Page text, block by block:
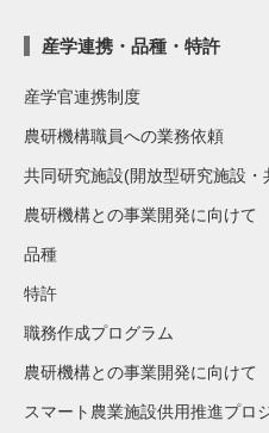
産学連携・品種・特許
産学官連携制度
農研機構職員への業務依頼
共同研究施設(開放型研究施設・
農研機構との事業開発に向けて
品種
特許
職務作成プログラム
農研機構との事業開発に向けて
スマート農業施設供用推進プロ